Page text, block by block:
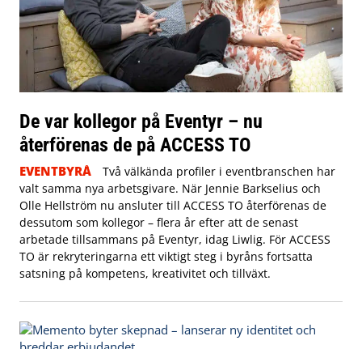
De var kollegor på Eventyr – nu
återförenas de på ACCESS TO
EVENTBYRÅ
Två välkända profiler i eventbranschen har
valt samma nya arbetsgivare. När Jennie Barkselius och
Olle Hellström nu ansluter till ACCESS TO återförenas de
dessutom som kollegor – flera år efter att de senast
arbetade tillsammans på Eventyr, idag Liwlig. För ACCESS
TO är rekryteringarna ett viktigt steg i byråns fortsatta
satsning på kompetens, kreativitet och tillväxt.